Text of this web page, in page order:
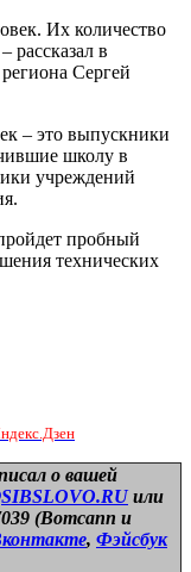
Их количество
рассказал в
Сергей
– это выпускники
школу в
учреждений
пробный
технических
о вашей
или
(Вотсапп и
, Фэйсбук